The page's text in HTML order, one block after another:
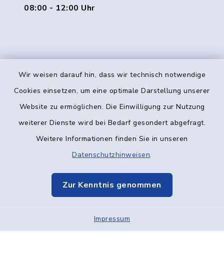
Wir weisen darauf hin, dass wir technisch notwendige
Cookies einsetzen, um eine optimale Darstellung unserer
Website zu ermöglichen. Die Einwilligung zur Nutzung
weiterer Dienste wird bei Bedarf gesondert abgefragt.
Weitere Informationen finden Sie in unseren
Datenschutzhinweisen.
Zur Kenntnis genommen
Impressum
08:00 - 12:00 Uhr
Kontakt
Datenschutz
Elektronische Kommunikation
Sitemap